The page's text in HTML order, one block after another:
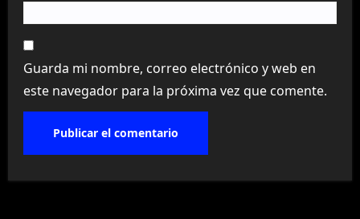
Guarda mi nombre, correo electrónico y web en
este navegador para la próxima vez que comente.